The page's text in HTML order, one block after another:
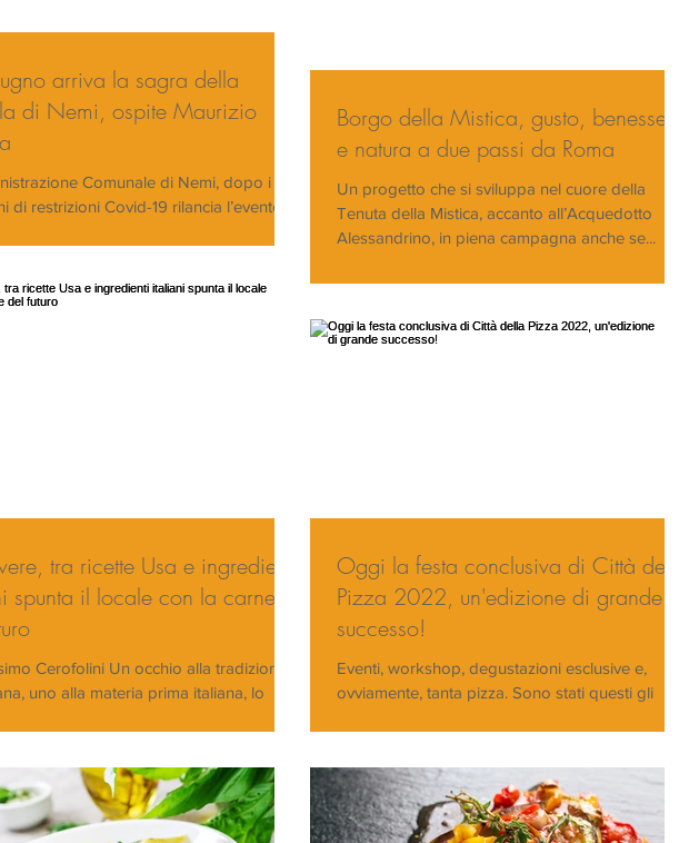
arriva la sagra della
di Nemi, ospite Maurizio
Comunale di Nemi, dopo i
di restrizioni Covid-19 rilancia l’evento
Borgo della Mistica, gusto, benessere
e natura a due passi da Roma
Un progetto che si sviluppa nel cuore della
Tenuta della Mistica, accanto all’Acquedotto
Alessandrino, in piena campagna anche se...
tra ricette Usa e ingredienti
spunta il locale con la carne
Cerofolini Un occhio alla tradizione
uno alla materia prima italiana, lo
Oggi la festa conclusiva di Città della
Pizza 2022, un'edizione di grande
successo!
Eventi, workshop, degustazioni esclusive e,
ovviamente, tanta pizza. Sono stati questi gli